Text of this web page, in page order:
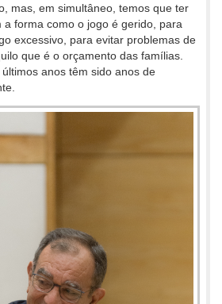
mas, em simultâneo, temos que ter
a forma como o jogo é gerido, para
excessivo, para evitar problemas de
que é o orçamento das famílias.
anos têm sido anos de